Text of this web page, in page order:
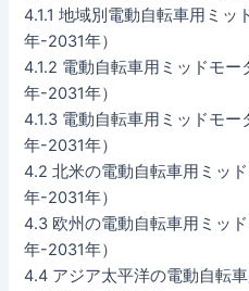
4.1.1 地域別電動自転車用ミ
年-2031年）
4.1.2 電動自転車用ミッドモ
年-2031年）
4.1.3 電動自転車用ミッドモ
年-2031年）
4.2 北米の電動自転車用ミッ
年-2031年）
4.3 欧州の電動自転車用ミッ
年-2031年）
4.4 アジア太平洋の電動自転